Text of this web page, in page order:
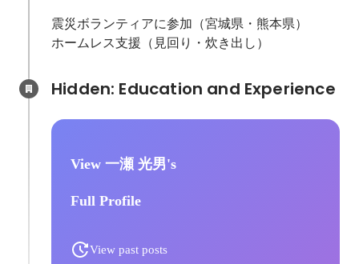
震災ボランティアに参加（宮城県・熊本県）
ホームレス支援（見回り・炊き出し）
View 一瀬 光男's
Full Profile
View past posts